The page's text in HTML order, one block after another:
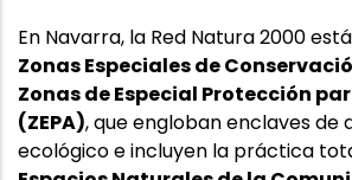
En Navarra, la Red Natura 2000
Zonas Especiales de
Zonas de Especial Protección
(ZEPA), que engloban enclaves de
ecológico e incluyen la práctica